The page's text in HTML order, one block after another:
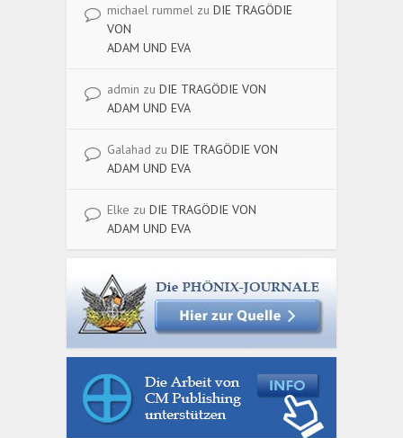
michael rummel zu DIE TRAGÖDIE
VON
ADAM UND EVA
admin zu DIE TRAGÖDIE VON
ADAM UND EVA
Galahad zu DIE TRAGÖDIE VON
ADAM UND EVA
Elke zu DIE TRAGÖDIE VON
ADAM UND EVA